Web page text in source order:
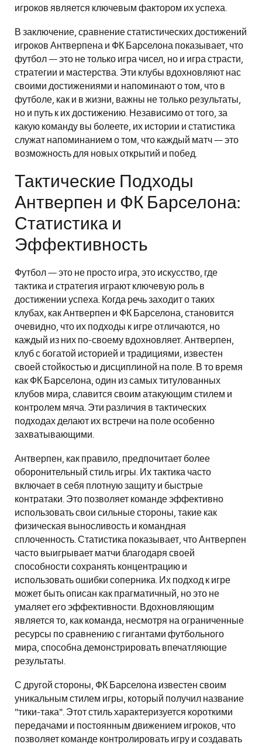
игроков является ключевым фактором их успеха.
В заключение, сравнение статистических достижений
игроков Антверпена и ФК Барселона показывает, что
футбол — это не только игра чисел, но и игра страсти,
стратегии и мастерства. Эти клубы вдохновляют нас
своими достижениями и напоминают о том, что в
футболе, как и в жизни, важны не только результаты,
но и путь к их достижению. Независимо от того, за
какую команду вы болеете, их истории и статистика
служат напоминанием о том, что каждый матч — это
возможность для новых открытий и побед.
Тактические Подходы
Антверпен и ФК Барселона:
Статистика и
Эффективность
Футбол — это не просто игра, это искусство, где
тактика и стратегия играют ключевую роль в
достижении успеха. Когда речь заходит о таких
клубах, как Антверпен и ФК Барселона, становится
очевидно, что их подходы к игре отличаются, но
каждый из них по-своему вдохновляет. Антверпен,
клуб с богатой историей и традициями, известен
своей стойкостью и дисциплиной на поле. В то время
как ФК Барселона, один из самых титулованных
клубов мира, славится своим атакующим стилем и
контролем мяча. Эти различия в тактических
подходах делают их встречи на поле особенно
захватывающими.
Антверпен, как правило, предпочитает более
оборонительный стиль игры. Их тактика часто
включает в себя плотную защиту и быстрые
контратаки. Это позволяет команде эффективно
использовать свои сильные стороны, такие как
физическая выносливость и командная
сплоченность. Статистика показывает, что Антверпен
часто выигрывает матчи благодаря своей
способности сохранять концентрацию и
использовать ошибки соперника. Их подход к игре
может быть описан как прагматичный, но это не
умаляет его эффективности. Вдохновляющим
является то, как команда, несмотря на ограниченные
ресурсы по сравнению с гигантами футбольного
мира, способна демонстрировать впечатляющие
результаты.
С другой стороны, ФК Барселона известен своим
уникальным стилем игры, который получил название
"тики-така". Этот стиль характеризуется короткими
передачами и постоянным движением игроков, что
позволяет команде контролировать игру и создавать